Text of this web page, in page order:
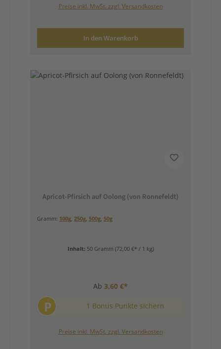
Preise inkl. MwSt. zzgl. Versandkosten
In den Warenkorb
Apricot-Pfirsich auf Oolong (von Ronnefeldt)
Gramm: 100g, 250g, 500g, 50g
Inhalt: 50 Gramm (72,00 €* / 1 kg)
Ab 3,60 €*
P 1 Bonus Punkte sichern
Preise inkl. MwSt. zzgl. Versandkosten